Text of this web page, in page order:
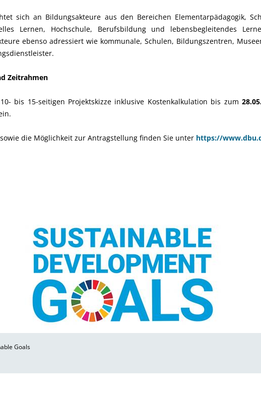
sich an Bildungsakteure aus den Bereichen Elementarpädagogik,
Lernen, Hochschule, Berufsbildung und lebensbegleitendes
ebenso adressiert wie kommunale, Schulen, Bildungszentren,
Zeitrahmen
bis 15-seitigen Projektskizze inklusive Kostenkalkulation bis zum
die Möglichkeit zur Antragstellung finden Sie unter https://
Goals